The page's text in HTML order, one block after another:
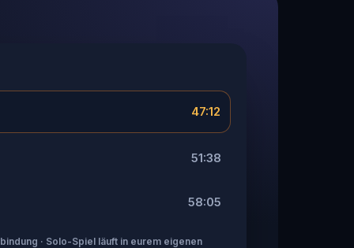
47:12
51:38
58:05
· Solo-Spiel läuft in eurem eigenen